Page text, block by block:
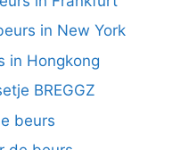
in New York
in Hongkong
BREGGZ
beurs